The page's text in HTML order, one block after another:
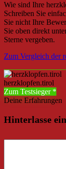
Wie sind Ihre
Schreiben Sie
Sie nicht Ihre
Sie oben direkt
Sterne vergeben.
Zum Vergleich der
herzklopfen.tirol
Zum Testsieger
Deine Erfahrungen
Hinterlasse